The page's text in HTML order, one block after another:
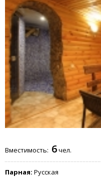
Вместимость: 6чел.
Парная: Русская